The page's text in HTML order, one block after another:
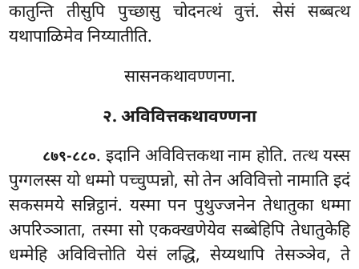
कातुन्ति तीसुपि पुच्छासु चोदनत्थं वुत्तं. सेसं सब्बत्थ
यथापाळिमेव निय्यातीति.
सासनकथावण्णना.
२. अविवित्तकथावण्णना
८७९-८८०. इदानि अविवित्तकथा नाम होति. तत्थ यस्स
पुग्गलस्स यो धम्मो पच्चुप्पन्नो, सो तेन अविवित्तो नामाति इदं
सकसमये सन्निट्ठानं. यस्मा पन पुथुज्जनेन तेधातुका धम्मा
अपरिञ्ञाता, तस्मा सो एकक्खणेयेव सब्बेहिपि तेधातुकेहि
धम्मेहि अविवित्तोति येसं लद्धि, सेय्यथापि तेसञ्ञेव, ते